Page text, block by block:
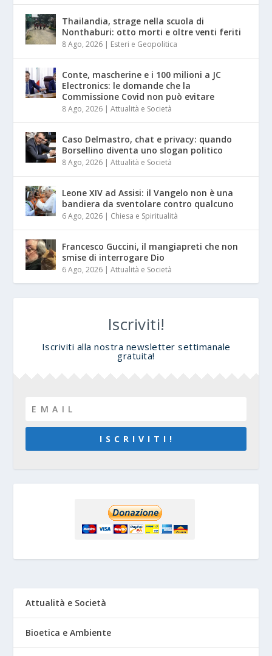
Thailandia, strage nella scuola di
Nonthaburi: otto morti e oltre venti feriti
8 Ago, 2026 | Esteri e Geopolitica
Conte, mascherine e i 100 milioni a JC
Electronics: le domande che la
Commissione Covid non può evitare
8 Ago, 2026 |Attualità e Società
Caso Delmastro, chat e privacy: quando
Borsellino diventa uno slogan politico
8 Ago, 2026 |Attualità e Società
Leone XIV ad Assisi: il Vangelo non è una
bandiera da sventolare contro qualcuno
6 Ago, 2026 | Chiesa e Spiritualità
Francesco Guccini, il mangiapreti che non
smise di interrogare Dio
6 Ago, 2026 |Attualità e Società
Iscriviti!
Iscriviti alla nostra newsletter settimanale
gratuita!
I S C R I V I T I !
Attualità e Società
Bioetica e Ambiente